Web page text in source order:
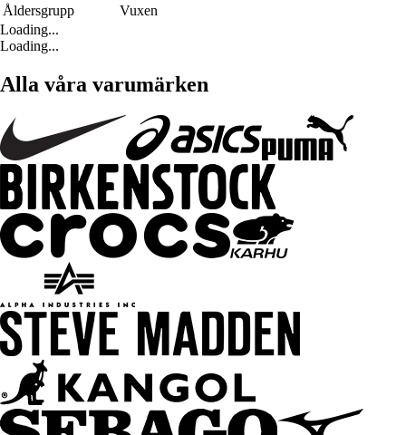
Åldersgrupp
Vuxen
Loading...
Loading...
Alla våra varumärken